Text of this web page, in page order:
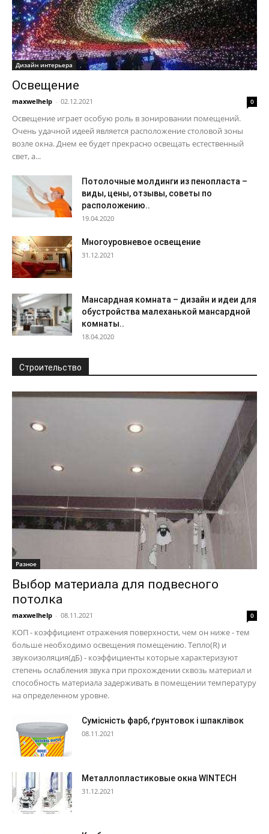
Дизайн интерьера
Освещение
maxwelhelp - 02.12.2021 0
Освещение играет особую роль в зонировании помещений.
Очень удачной идеей является расположение столовой зоны
возле окна. Днем ее будет прекрасно освещать естественный
свет, а...
Потолочные молдинги из пенопласта –
виды, цены, отзывы, советы по
расположению..
19.04.2020
Многоуровневое освещение
31.12.2021
Мансардная комната – дизайн и идеи для
обустройства малеханькой мансардной
комнаты..
18.04.2020
Строительство
Разное
Выбор материала для подвесного
потолка
maxwelhelp - 08.11.2021 0
КОП - коэффициент отражения поверхности, чем он ниже - тем
больше необходимо освещения помещению. Тепло(R) и
звукоизоляция(дБ) - коэффициенты которые характеризуют
степень ослабления звука при прохождении сквозь материал и
способность материала задерживать в помещении температуру
на определенном уровне.
Сумісність фарб, ґрунтовок і шпаклівок
08.11.2021
Металлопластиковые окна WINTECH
31.12.2021